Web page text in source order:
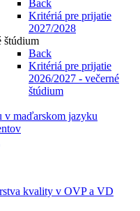
Back
Kritériá pre prijatie
2027/2028
štúdium
Back
Kritériá pre prijatie
2026/2027 - večerné
štúdium
v maďarskom jazyku
kvality v OVP a VD